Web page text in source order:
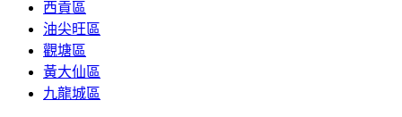
西貢區
油尖旺區
觀塘區
黃大仙區
九龍城區